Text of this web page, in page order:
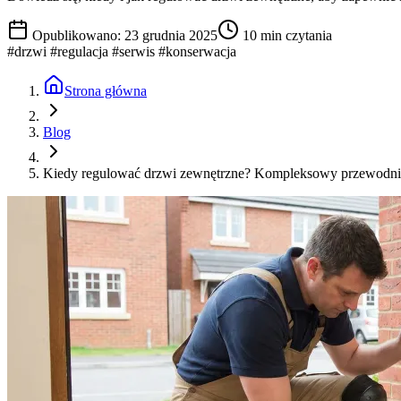
Opublikowano: 23 grudnia 2025
10 min czytania
#drzwi #regulacja #serwis #konserwacja
Strona główna
Blog
Kiedy regulować drzwi zewnętrzne? Kompleksowy